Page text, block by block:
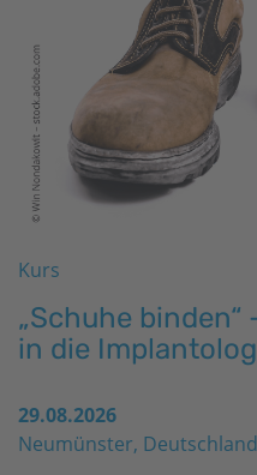
Kurs
„Schuhe
in die
29.08.2026
Neumünster, Deutschland